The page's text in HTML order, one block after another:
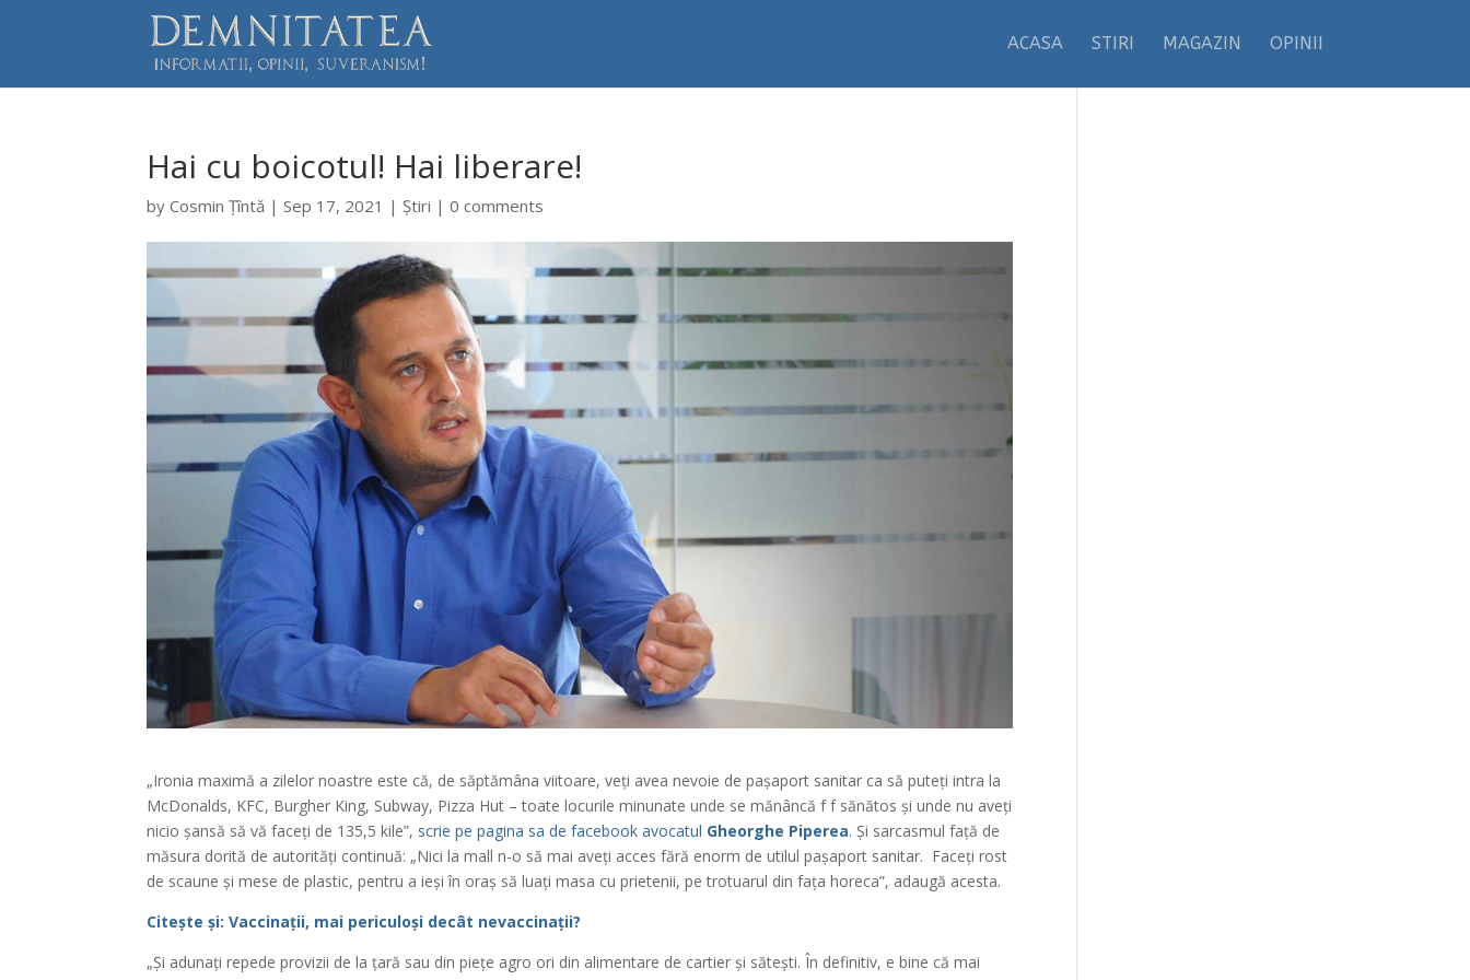
ACASA STIRI MAGAZIN OPINII
Hai cu boicotul! Hai liberare!
byCosmin Țîntă |Sep 17, 2021 |Știri |0 comments
„Ironia maximă a zilelor noastre este că, de săptămâna viitoare, veți avea nevoie de pașaport sanitar ca să puteți intra la
McDonalds, KFC, Burgher King, Subway, Pizza Hut – toate locurile minunate unde se mănâncă f f sănătos și unde nu aveți
nicio șansă să vă faceți de 135,5 kile”, scrie pe pagina sa de facebook avocatul Gheorghe Piperea. Și sarcasmul față de
măsura dorită de autorități continuă: „Nici la mall n-o să mai aveți acces fără enorm de utilul pașaport sanitar. Faceți rost
de scaune și mese de plastic, pentru a ieși în oraș să luați masa cu prietenii, pe trotuarul din fața horeca”, adaugă acesta.
Citește și: Vaccinații, mai periculoși decât nevaccinații?
„Și adunați repede provizii de la țară sau din piețe agro ori din alimentare de cartier și sătești. În definitiv, e bine că mai